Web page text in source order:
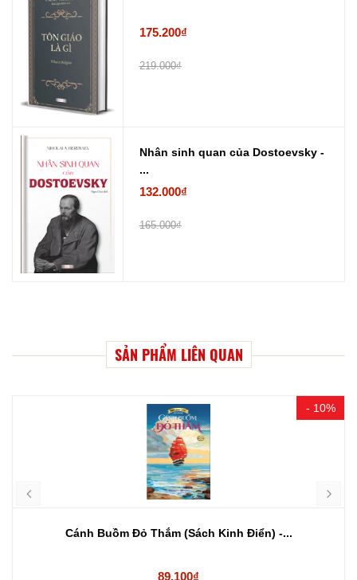
175.200₫
219.000₫
Nhân sinh quan của Dostoevsky -
...
132.000₫
165.000₫
SẢN PHẨM LIÊN QUAN
- 10%
Cánh Buồm Đỏ Thắm (Sách Kinh Điển) -...
89.100₫